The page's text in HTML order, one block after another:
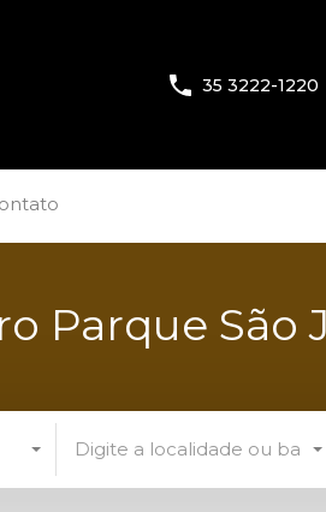
35 3222-1220
Parque São
Digite a localidade ou bairro